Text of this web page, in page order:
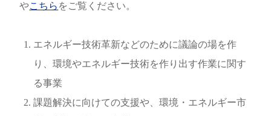
やこちら をご覧ください。
エネルギー技術革新などのために議論の場を作
り、環境やエネルギー技術を作り出す作業に関す
る事業
課題解決に向けての支援や、環境・エネルギー市